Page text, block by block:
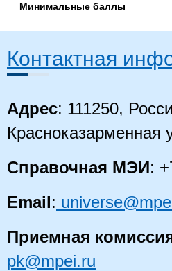
Минимальные баллы
Контактная
Адрес: 111250,
Красноказарменная
Справочная МЭИ:
Email:
Приемная
pk@mpei.ru